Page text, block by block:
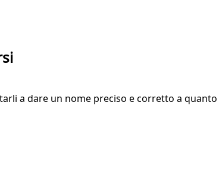
a dare un nome preciso e corretto a